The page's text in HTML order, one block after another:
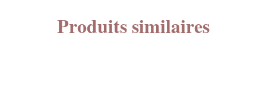
Produits similaires